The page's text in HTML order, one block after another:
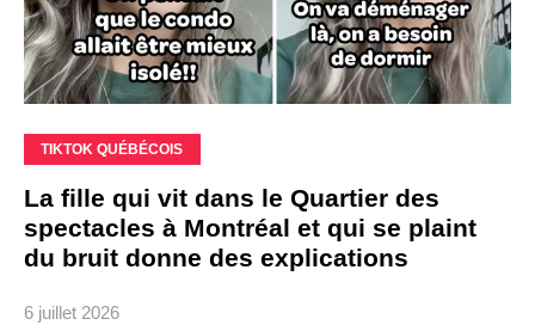
TIKTOK QUÉBÉCOIS
La fille qui vit dans le Quartier des
spectacles à Montréal et qui se plaint
du bruit donne des explications
6 juillet 2026